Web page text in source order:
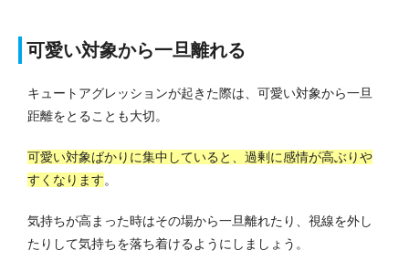
可愛い対象から一旦離れる
キュートアグレッションが起きた際は、可愛い対象から一旦
距離をとることも大切。
可愛い対象ばかりに集中していると、過剰に感情が高ぶりや
すくなります。
気持ちが高まった時はその場から一旦離れたり、視線を外し
たりして気持ちを落ち着けるようにしましょう。